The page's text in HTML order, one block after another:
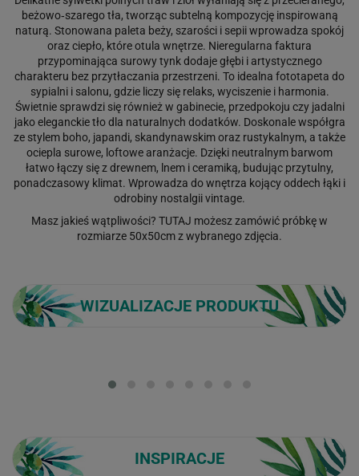
beżowo‑szarego tła, tworząc subtelną kompozycję inspirowaną
naturą. Stonowana paleta beży, szarości i sepii wprowadza spokój
oraz ciepło, które otula wnętrze. Nieregularna faktura
przypominająca surowy tynk dodaje głębi i artystycznego
charakteru bez przytłaczania przestrzeni. To idealna fototapeta do
sypialni i salonu, gdzie liczy się relaks, wyciszenie i harmonia.
Świetnie sprawdzi się również w gabinecie, przedpokoju czy jadalni
jako eleganckie tło dla naturalnych dodatków. Doskonale współgra
ze stylem boho, japandi, skandynawskim oraz rustykalnym, a także
ociepla surowe, loftowe aranżacje. Dzięki neutralnym barwom
łatwo łączy się z drewnem, lnem i ceramiką, budując przytulny,
ponadczasowy klimat. Wprowadza do wnętrza kojący oddech łąki i
odrobiny nostalgii vintage.
Masz jakieś wątpliwości? TUTAJ możesz zamówić próbkę w
rozmiarze 50x50cm z wybranego zdjęcia.
WIZUALIZACJE PRODUKTU
INSPIRACJE